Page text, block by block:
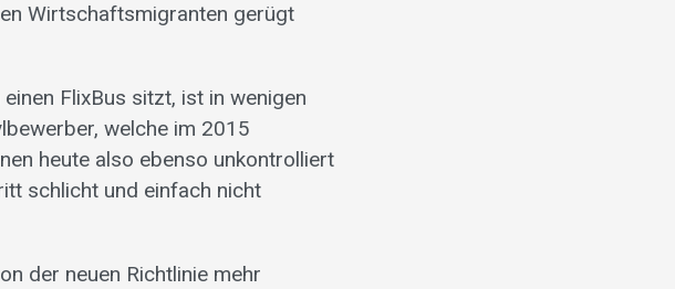
Wirtschaftsmigranten gerügt
FlixBus sitzt, ist in wenigen
welche im 2015
heute also ebenso unkontrolliert
schlicht und einfach nicht
der neuen Richtlinie mehr